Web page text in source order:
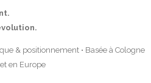
& positionnement • Basée à Cologne
en Europe